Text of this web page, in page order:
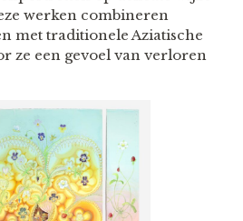
werken combineren
met traditionele Aziatische
ze een gevoel van verloren